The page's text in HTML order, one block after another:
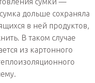
дольше сохраняла
в ней продуктов,
В таком случае
из картонного